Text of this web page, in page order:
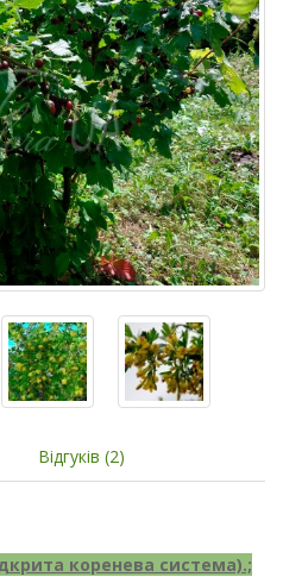
Відгуків (2)
коренева система).;